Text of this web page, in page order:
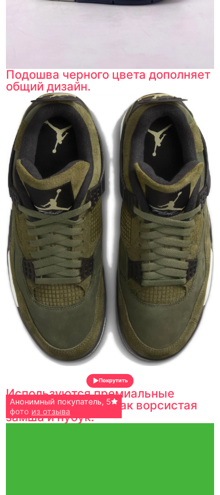
Подошва черного цвета дополняет
общий дизайн.
Покрутить
Используются премиальные
материалы, такие как ворсистая
замша и нубук.
старый бох 5
фото из отзыва
Анонимный покупатель, 5
фото из отзыва